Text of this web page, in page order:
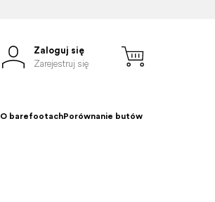
Zaloguj się
Zarejestruj się
O barefootachPorównanie butów